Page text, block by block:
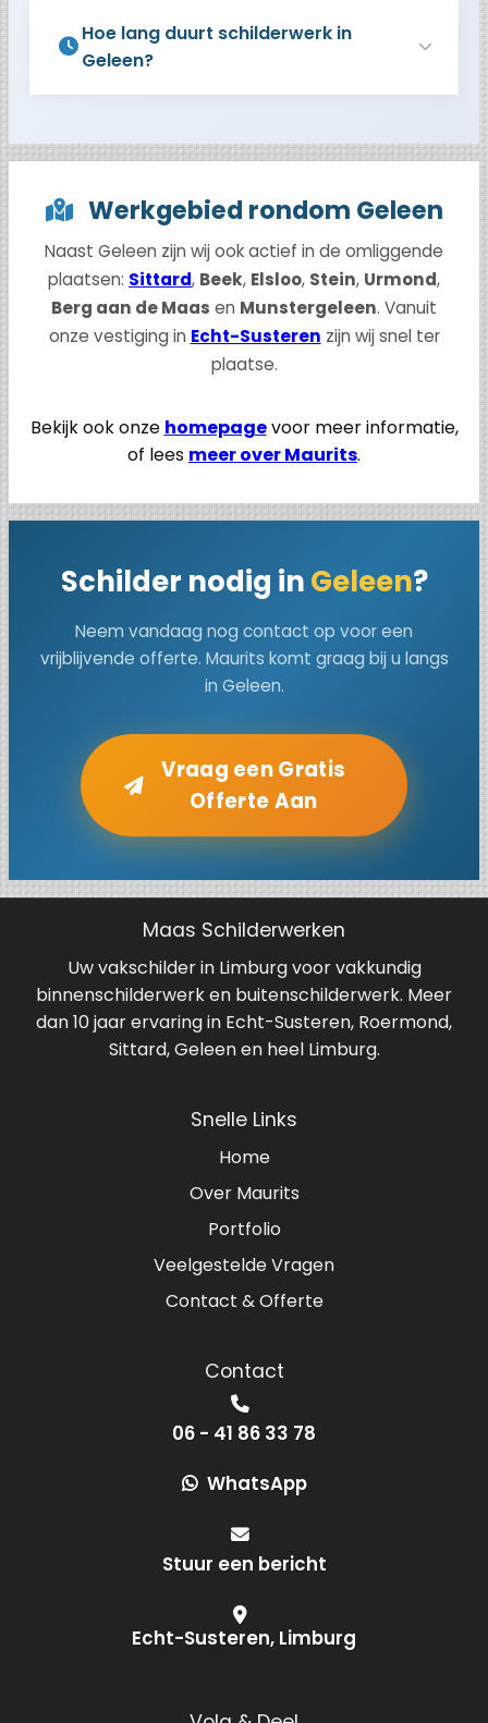
Hoe lang duurt schilderwerk in
Geleen?
Werkgebied rondom Geleen
Naast Geleen zijn wij ook actief in de omliggende
plaatsen: Sittard, Beek, Elsloo, Stein, Urmond,
Berg aan de Maas en Munstergeleen. Vanuit
onze vestiging in Echt-Susteren zijn wij snel ter
plaatse.
Bekijk ook onze homepagevoor meer informatie,
of lees meer over Maurits.
Schilder nodig inGeleen?
Neem vandaag nog contact op voor een
vrijblijvende offerte. Maurits komt graag bij u langs
in Geleen.
Vraag een Gratis
Offerte Aan
Maas Schilderwerken
Uw vakschilder in Limburg voor vakkundig
binnenschilderwerk en buitenschilderwerk. Meer
dan 10 jaar ervaring in Echt-Susteren, Roermond,
Sittard, Geleen en heel Limburg.
Snelle Links
Home
Over Maurits
Portfolio
Veelgestelde Vragen
Contact & Offerte
Contact
06 - 41 86 33 78
WhatsApp
Stuur een bericht
Echt-Susteren, Limburg